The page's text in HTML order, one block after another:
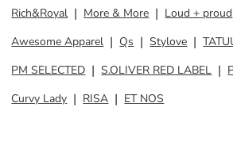
Rich&Royal
More & More Loud + proud
Awesome Apparel
Qs Stylove
PM SELECTED
S.OLIVER RED LABEL
Curvy Lady
RISA ET NOS